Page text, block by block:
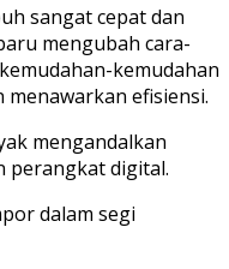
sangat cepat dan
mengubah cara-
kemudahan
efisiensi.
mengandalkan
perangkat digital.
dalam segi